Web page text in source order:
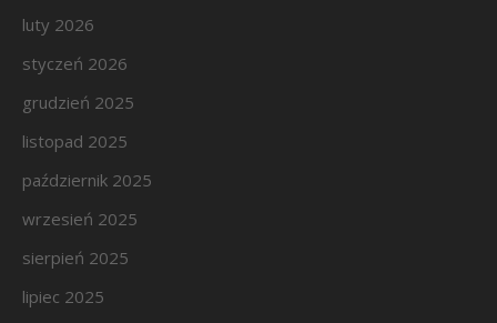
luty 2026
styczeń 2026
grudzień 2025
listopad 2025
październik 2025
wrzesień 2025
sierpień 2025
lipiec 2025